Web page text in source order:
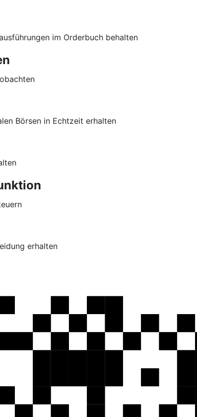
im Orderbuch behalten
Börsen in Echtzeit erhalten
erhalten